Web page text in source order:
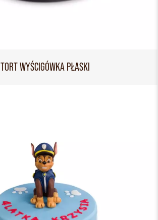
TORT WYŚCIGÓWKA PŁASKI